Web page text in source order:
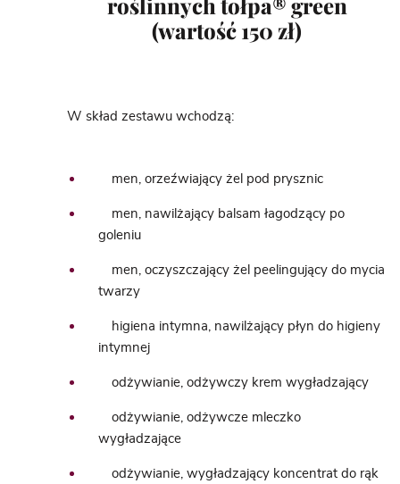
(wartość 150 zł)
W skład zestawu wchodzą:
men, orzeźwiający żel pod prysznic
men, nawilżający balsam łagodzący po
goleniu
men, oczyszczający żel peelingujący do mycia
twarzy
higiena intymna, nawilżający płyn do higieny
intymnej
odżywianie, odżywczy krem wygładzający
odżywianie, odżywcze mleczko
wygładzające
odżywianie, wygładzający koncentrat do rąk